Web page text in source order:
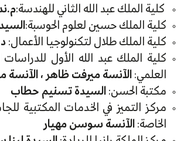
كلية الملك عبد الله الثاني للهندسة:
كلية الملك حسين لعلوم الحوسبة:
كلية الملك طلال لتكنولوجيا الأعمال:
كلية الملك عبد الله الأول للدراسات
العلمي:الآنسة ميرفت ظاهر ، الآنسة
مكتبة الحسن:السيدة تسنيم حطاب
مركز التميز في الخدمات المكتبية
الخاصة:الآنسة سوسن مهيار